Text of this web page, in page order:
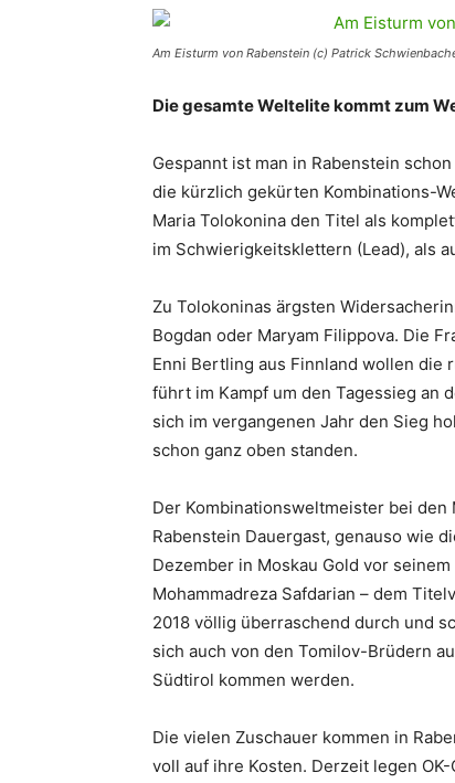
Am Eisturm von Rabenstein (c) Patrick
Die gesamte Weltelite kommt zum
Gespannt ist man in Rabenstein
die kürzlich gekürten Kombinations-
Maria Tolokonina den Titel als
im Schwierigkeitsklettern (Lead), als
Zu Tolokoninas ärgsten
Bogdan oder Maryam Filippova. Die
Enni Bertling aus Finnland wollen die
führt im Kampf um den Tagessieg an
sich im vergangenen Jahr den Sieg
schon ganz oben standen.
Der Kombinationsweltmeister bei
Rabenstein Dauergast, genauso wie
Dezember in Moskau Gold vor
Mohammadreza Safdarian – dem
2018 völlig überraschend durch und
sich auch von den Tomilov-Brüdern
Südtirol kommen werden.
Die vielen Zuschauer kommen in
voll auf ihre Kosten. Derzeit legen